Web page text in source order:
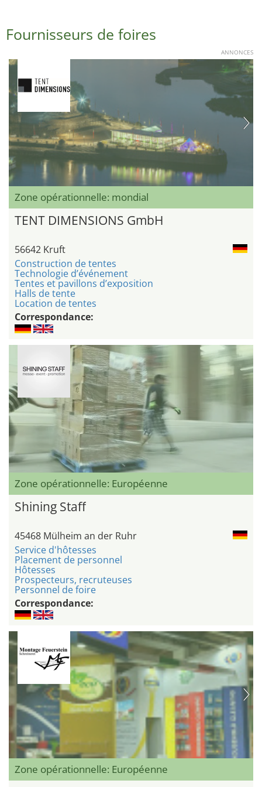
Fournisseurs de foires
ANNONCES
Zone opérationnelle: mondial
TENT DIMENSIONS GmbH
56642 Kruft
Construction de tentes
Technologie d’événement
Tentes et pavillons d’exposition
Halls de tente
Location de tentes
Correspondance:
Zone opérationnelle: Européenne
Shining Staff
45468 Mülheim an der Ruhr
Service d'hôtesses
Placement de personnel
Hôtesses
Prospecteurs, recruteuses
Personnel de foire
Correspondance:
Zone opérationnelle: Européenne